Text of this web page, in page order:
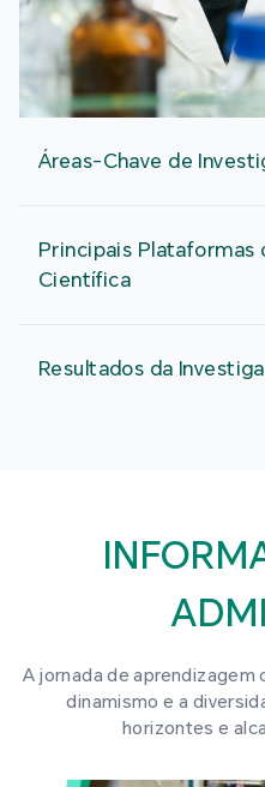
Áreas-Chave de
Principais Plataformas
Científica
Resultados da
A jornada de aprendizagem
dinamismo e a
horizontes e